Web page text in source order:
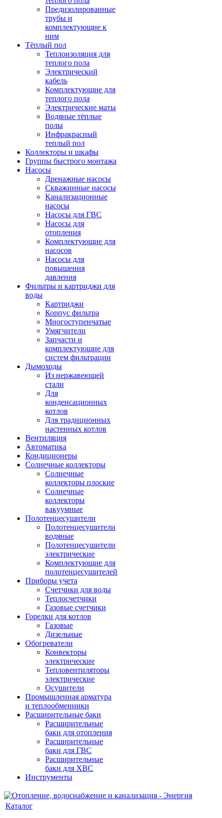
Предизолированные
трубы и
комплектующие к
ним
Тёплый пол
Теплоизоляция для
теплого пола
Электрический
кабель
Комплектующие для
теплого пола
Электрические маты
Водяные тёплые
полы
Инфракрасный
теплый пол
Коллекторы и шкафы
Группы быстрого монтажа
Насосы
Дренажные насосы
Скважинные насосы
Канализационные
насосы
Насосы для ГВС
Насосы для
отопления
Комплектующие для
насосов
Насосы для
повышения
давления
Фильтры и картриджи для
воды
Картриджи
Корпус фильтра
Многоступенчатые
Умягчители
Запчасти и
комплектующие для
систем фильтрации
Дымоходы
Из нержавеющей
стали
Для
конденсационных
котлов
Для традиционных
настенных котлов
Вентиляция
Автоматика
Кондиционеры
Солнечные коллекторы
Солнечные
коллекторы плоские
Солнечные
коллекторы
вакуумные
Полотенцесушители
Полотенцесушители
водяные
Полотенцесушители
электрические
Комплектующие для
полотенцесушителей
Приборы учета
Счетчики для воды
Теплосчетчики
Газовые счетчики
Горелки для котлов
Газовые
Дизельные
Обогреватели
Конвекторы
электрические
Тепловентиляторы
электрические
Осушители
Промышленная арматура
и теплообменники
Расширительные баки
Расширительные
баки для отопления
Расширительные
баки для ГВС
Расширительные
баки для ХВС
Инструменты
Каталог